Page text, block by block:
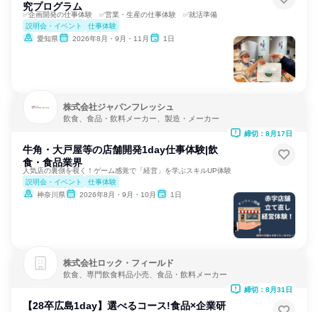
究プログラム
✅企画開発の仕事体験 ✅営業・生産の仕事体験 ✅就活準備
説明会・イベント
仕事体験
愛知県
2026年8月・9月・11月 1日
株式会社ジャパンフレッシュ
飲食、食品・飲料メーカー、製造・メーカー
牛角・大戸屋等の店舗開発1day仕事体験|飲
食・食品業界
人気店の裏側を覗く！ゲーム感覚で「経営」を学ぶスキルUP体験
説明会・イベント
仕事体験
神奈川県
2026年8月・9月・10月 1日
締切：8月17日
株式会社ロック・フィールド
飲食、専門飲食料品小売、食品・飲料メーカー
【28卒広島1day】選べるコース!食品×企業研
締切：8月31日